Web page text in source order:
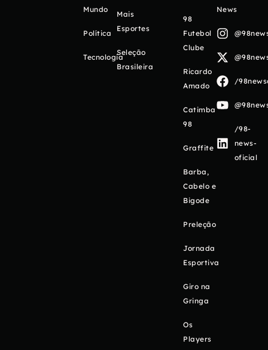
Mundo
Política
Tecnologia
Mais
Esportes
Seleção
Brasileira
98
Futebol
Clube
Ricardo
Amado
Catimba
98
Graffite
Barba,
Cabelo e
Bigode
Preleção
Jornada
Esportiva
Giro na
Gringa
Os
Players
News
/
/98-
news-
oficial